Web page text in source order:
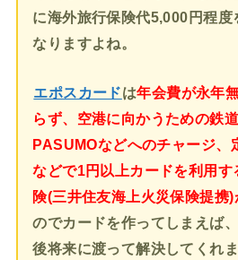
に海外旅行保険代5,000円程度
なりますよね。
エポスカードは年会費が永年
らず、空港に向かうための鉄
PASUMOなどへのチャージ、
などで1円以上カードを利用す
険(三井住友海上火災保険提携
のでカードを作ってしまえば
後将来に渡って解決してくれま